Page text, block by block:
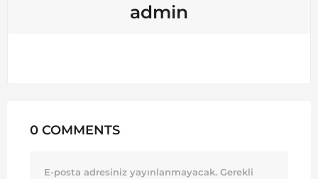
admin
0 COMMENTS
E-posta adresiniz yayınlanmayacak. Gerekli